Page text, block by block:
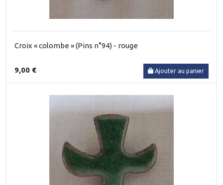
Croix « colombe » (Pins n°94) - rouge
9,00 € Ajouter au panier